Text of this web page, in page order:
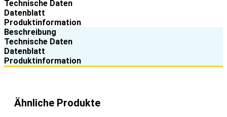
Technische Daten
Datenblatt
Produktinformation
Beschreibung
Technische Daten
Datenblatt
Produktinformation
Ähnliche Produkte